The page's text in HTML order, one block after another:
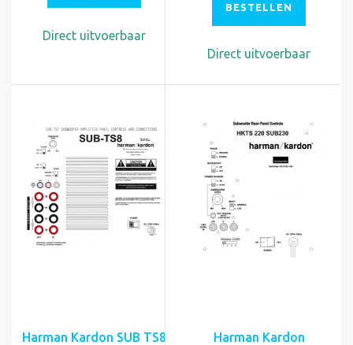
Direct uitvoerbaar
BESTELLEN
Direct uitvoerbaar
Harman Kardon SUB TS8
Harman Kardon